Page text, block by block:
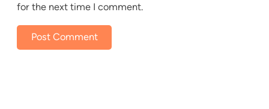
for the next time I comment.